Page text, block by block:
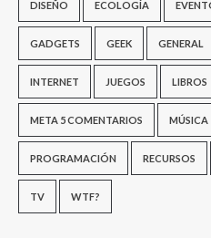
DISEÑO ECOLOGÍA
GADGETS GEEK GENERAL
INTERNET JUEGOS LIBROS
META 5 COMENTARIOS MÚSICA
PROGRAMACIÓN RECURSOS
TV WTF?